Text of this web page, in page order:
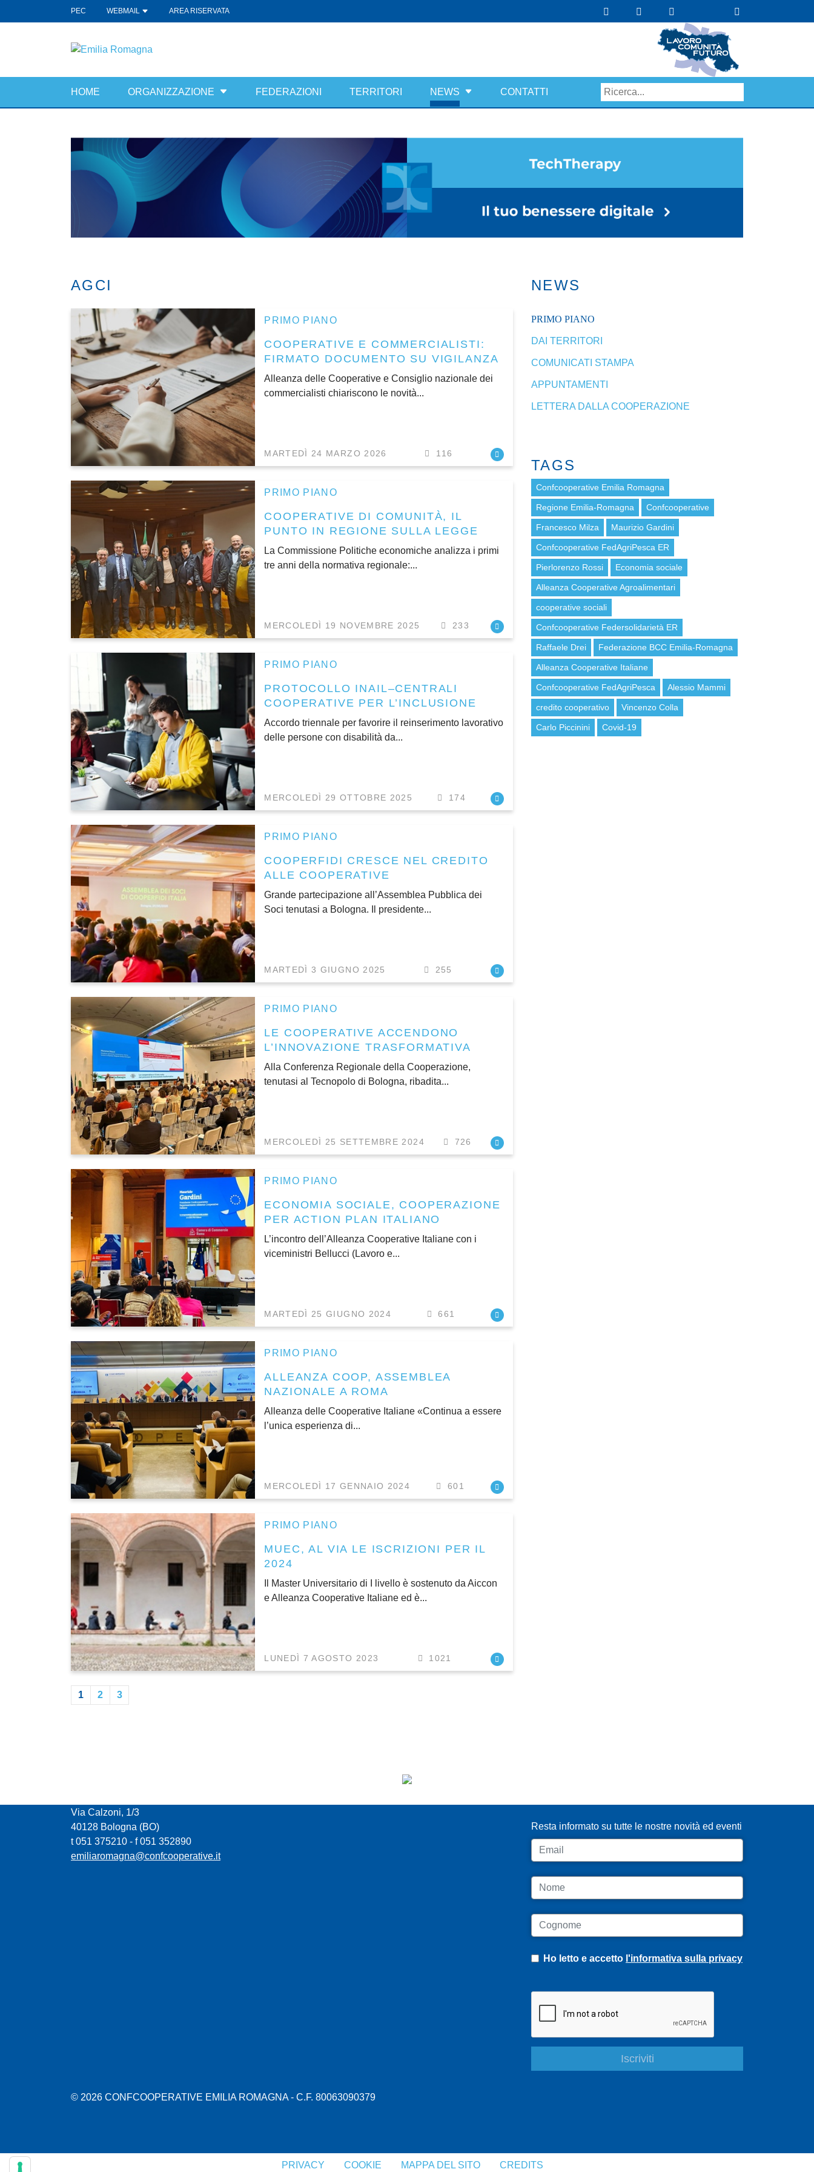
PEC WEBMAIL AREA RISERVATA
HOME ORGANIZZAZIONE FEDERAZIONI TERRITORI NEWS CONTATTI
AGCI
PRIMO PIANO
COOPERATIVE E COMMERCIALISTI:
FIRMATO DOCUMENTO SU VIGILANZA
Alleanza delle Cooperative e Consiglio nazionale dei
commercialisti chiariscono le novità...
MARTEDÌ 24 MARZO 2026 116
PRIMO PIANO
COOPERATIVE DI COMUNITÀ, IL
PUNTO IN REGIONE SULLA LEGGE
La Commissione Politiche economiche analizza i primi
tre anni della normativa regionale:...
MERCOLEDÌ 19 NOVEMBRE 2025 233
PRIMO PIANO
PROTOCOLLO INAIL–CENTRALI
COOPERATIVE PER L’INCLUSIONE
Accordo triennale per favorire il reinserimento lavorativo
delle persone con disabilità da...
MERCOLEDÌ 29 OTTOBRE 2025 174
PRIMO PIANO
COOPERFIDI CRESCE NEL CREDITO
ALLE COOPERATIVE
Grande partecipazione all’Assemblea Pubblica dei
Soci tenutasi a Bologna. Il presidente...
MARTEDÌ 3 GIUGNO 2025 255
PRIMO PIANO
LE COOPERATIVE ACCENDONO
L’INNOVAZIONE TRASFORMATIVA
Alla Conferenza Regionale della Cooperazione,
tenutasi al Tecnopolo di Bologna, ribadita...
MERCOLEDÌ 25 SETTEMBRE 2024 726
PRIMO PIANO
ECONOMIA SOCIALE, COOPERAZIONE
PER ACTION PLAN ITALIANO
L’incontro dell’Alleanza Cooperative Italiane con i
viceministri Bellucci (Lavoro e...
MARTEDÌ 25 GIUGNO 2024 661
PRIMO PIANO
ALLEANZA COOP, ASSEMBLEA
NAZIONALE A ROMA
Alleanza delle Cooperative Italiane «Continua a essere
l’unica esperienza di...
MERCOLEDÌ 17 GENNAIO 2024 601
PRIMO PIANO
MUEC, AL VIA LE ISCRIZIONI PER IL
2024
Il Master Universitario di I livello è sostenuto da Aiccon
e Alleanza Cooperative Italiane ed è...
LUNEDÌ 7 AGOSTO 2023 1021
1 2 3
NEWS
PRIMO PIANO
DAI TERRITORI
COMUNICATI STAMPA
APPUNTAMENTI
LETTERA DALLA COOPERAZIONE
TAGS
Confcooperative Emilia Romagna
Regione Emilia-Romagna Confcooperative
Francesco Milza Maurizio Gardini
Confcooperative FedAgriPesca ER
Pierlorenzo Rossi Economia sociale
Alleanza Cooperative Agroalimentari
cooperative sociali
Confcooperative Federsolidarietà ER
Raffaele Drei Federazione BCC Emilia-Romagna
Alleanza Cooperative Italiane
Confcooperative FedAgriPesca Alessio Mammi
credito cooperativo Vincenzo Colla
Carlo Piccinini Covid-19
Resta informato su tutte le nostre novità ed eventi
Email
Nome
Cognome
Ho letto e accetto l'informativa sulla privacy
Via Calzoni, 1/3
40128 Bologna (BO)
t 051 375210 - f 051 352890
emiliaromagna@confcooperative.it
© 2026 CONFCOOPERATIVE EMILIA ROMAGNA - C.F. 80063090379
PRIVACY COOKIE MAPPA DEL SITO CREDITS